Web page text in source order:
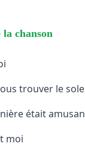
chanson
trouver le
était
moi